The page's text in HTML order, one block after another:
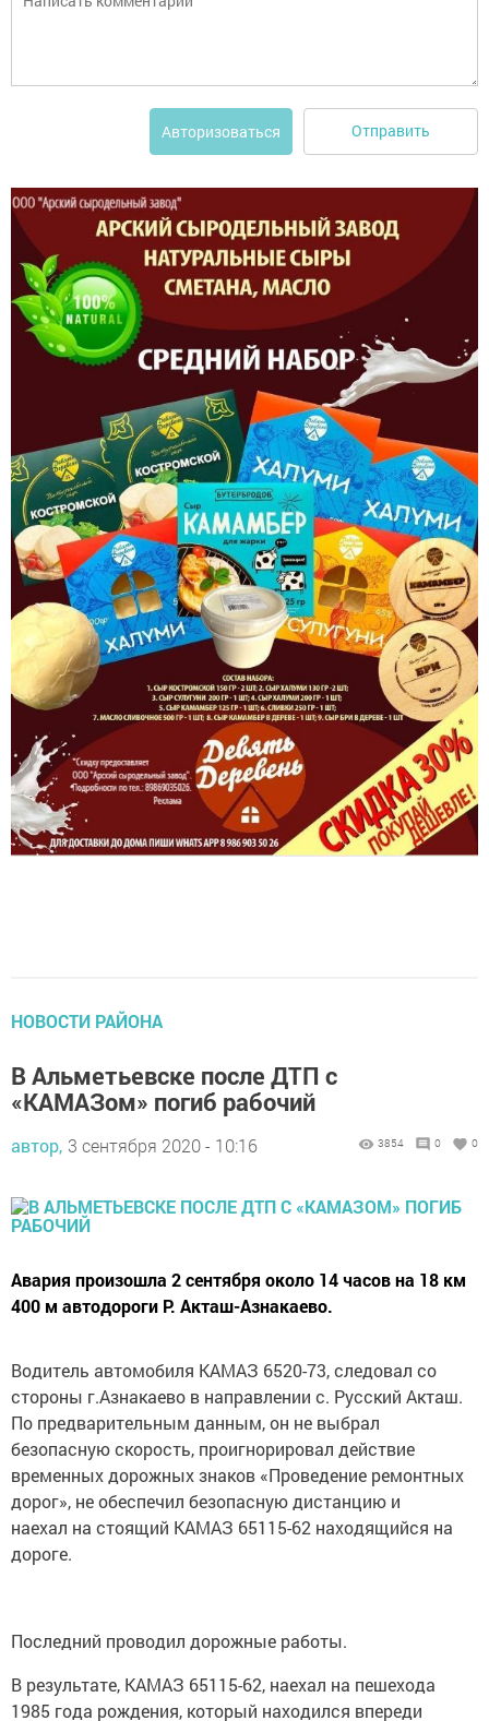
Авторизоваться Отправить
НОВОСТИ РАЙОНА
В Альметьевске после ДТП с
«КАМАЗом» погиб рабочий
автор, 3 сентября 2020 - 10:16 3854 0 0
Авария произошла 2 сентября около 14 часов на 18 км
400 м автодороги Р. Акташ-Азнакаево.
Водитель автомобиля КАМАЗ 6520-73, следовал со
стороны г.Азнакаево в направлении с. Русский Акташ.
По предварительным данным, он не выбрал
безопасную скорость, проигнорировал действие
временных дорожных знаков «Проведение ремонтных
дорог», не обеспечил безопасную дистанцию и
наехал на стоящий КАМАЗ 65115-62 находящийся на
дороге.
Последний проводил дорожные работы.
В результате, КАМАЗ 65115-62, наехал на пешехода
1985 года рождения, который находился впереди